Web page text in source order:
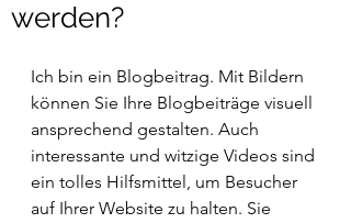
werden?
Ich bin ein Blogbeitrag. Mit Bildern
können Sie Ihre Blogbeiträge visuell
ansprechend gestalten. Auch
interessante und witzige Videos sind
ein tolles Hilfsmittel, um Besucher
auf Ihrer Website zu halten. Sie